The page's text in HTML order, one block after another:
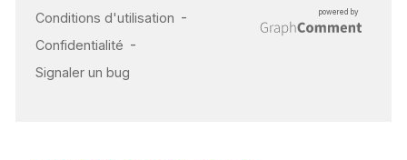
INSUFFISANCE
CARDIAQUE : LES